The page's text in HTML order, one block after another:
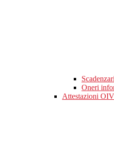
Oneri
Attestazioni